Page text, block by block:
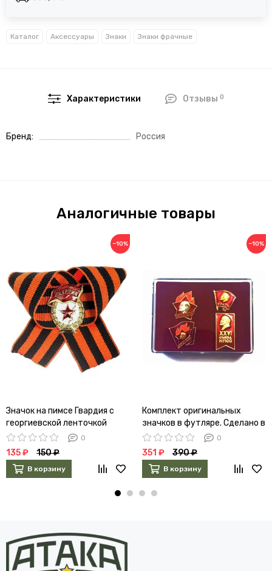
Каталог Аксессуары Знаки Знаки фрачные
Характеристики Отзывы 0
Бренд Россия
Аналогичные товары
−10%
Значок на пимсе Гвардия с
георгиевской ленточкой
0
135 ₽ 150 ₽
В корзину
−10%
Комплект оригинальных
значков в футляре. Сделано в
СССР
0
351 ₽ 390 ₽
В корзину